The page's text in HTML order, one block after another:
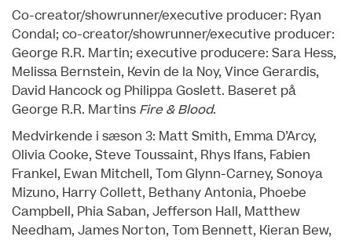
Co-creator/showrunner/executive producer: Ryan
Condal; co-creator/showrunner/executive producer:
George R.R. Martin; executive producere: Sara Hess,
Melissa Bernstein, Kevin de la Noy, Vince Gerardis,
David Hancock og Philippa Goslett. Baseret på
George R.R. Martins Fire & Blood.
Medvirkende i sæson 3: Matt Smith, Emma D’Arcy,
Olivia Cooke, Steve Toussaint, Rhys Ifans, Fabien
Frankel, Ewan Mitchell, Tom Glynn-Carney, Sonoya
Mizuno, Harry Collett, Bethany Antonia, Phoebe
Campbell, Phia Saban, Jefferson Hall, Matthew
Needham, James Norton, Tom Bennett, Kieran Bew,